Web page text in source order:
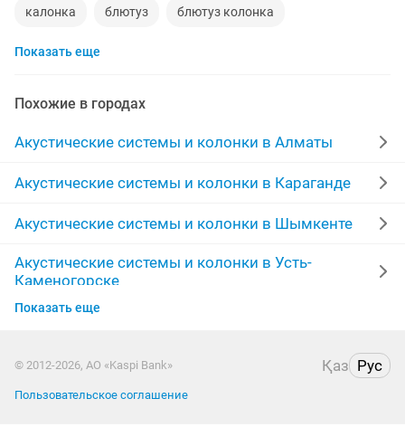
калонка блютуз блютуз колонка
акустическая система
плееры акустические колонки алиса колонка
кинотеатр алиса встраиваемая усилитель
саундбар микшерный пульт
музыкальные колонки яндекс станция
проигрыватель
Показать еще
Похожие в городах
Акустические системы и колонки в Алматы
Акустические системы и колонки в Караганде
Акустические системы и колонки в Шымкенте
Акустические системы и колонки в Усть-
Каменогорске
Акустические системы и колонки в Актобе
Акустические системы и колонки в Актау
Акустические системы и колонки в Костанае
Показать еще
© 2012-2026, АО «Kaspi Bank» Қаз Рус
Пользовательское соглашение